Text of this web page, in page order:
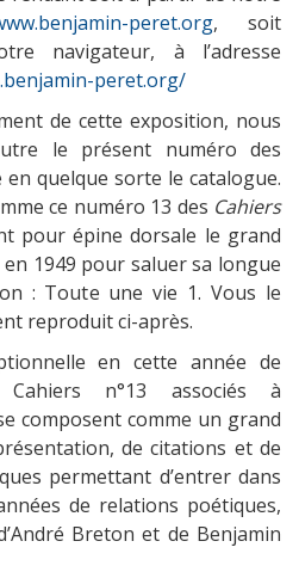
peret.org, soit
navigateur, à l’adresse
peret.org/
de cette exposition, nous
le présent numéro des
quelque sorte le catalogue.
ce numéro 13 des Cahiers
pour épine dorsale le grand
1949 pour saluer sa longue
: Toute une vie 1. Vous le
reproduit ci-après.
en cette année de
Cahiers n°13 associés à
composent comme un grand
de citations et de
permettant d’entrer dans
de relations poétiques,
Breton et de Benjamin